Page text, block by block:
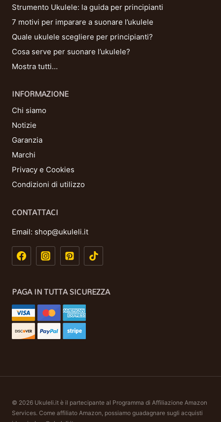
Strumento Ukulele: la guida per principianti
7 motivi per imparare a suonare l’ukulele
Quale ukulele scegliere per principianti?
Cosa serve per suonare l’ukulele?
Mostra tutti…
INFORMAZIONE
Chi siamo
Notizie
Garanzia
Marchi
Privacy e Cookies
Condizioni di utilizzo
CONTATTACI
Email: shop@ukuleli.it
PAGA IN TUTTA SICUREZZA
© 2026 Ukuleli.it è il partecipante al Programma di Affiliazione Amazon
Services. Come affiliato Amazon, possiamo guadagnare sugli acquisti